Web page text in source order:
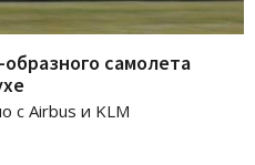
самолета
с Airbus и KLM